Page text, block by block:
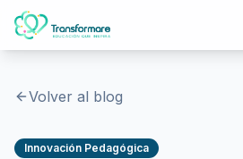
Volver al blog
Innovación Pedagógica